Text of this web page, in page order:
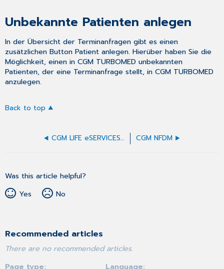
Unbekannte Patienten anlegen
In der Übersicht der Terminanfragen gibt es einen
zusätzlichen ButtonPatient anlegen. Hierüber haben Sie die
Möglichkeit, einen in CGM TURBOMED unbekannten
Patienten, der eine Terminanfrage stellt, in CGM TURBOMED
anzulegen.
Back to top
CGM LIFE eSERVICES - eRezepte CGM NFDM
Was this article helpful?
Yes
No
Recommended articles
There are no recommended articles.
Page type
Language